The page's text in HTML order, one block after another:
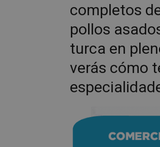
completos
pollos
turca en
verás cómo